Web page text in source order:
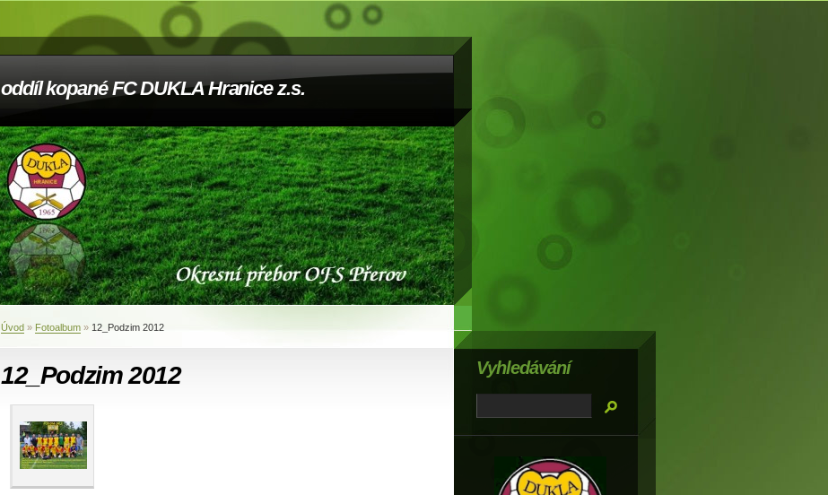
oddíl kopané FC DUKLA Hranice z.s.
Úvod » Fotoalbum » 12_Podzim 2012
12_Podzim 2012 Vyhledávání